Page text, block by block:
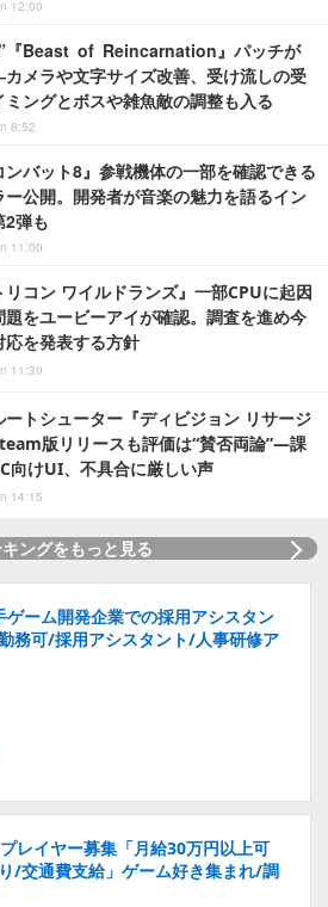
12:00
”『Beast of Reincarnation』パッチが
メラや文字サイズ改善、受け流しの受
ミングとボスや雑魚敵の調整も入る
8:52
ンバット8』参戦機体の一部を確認できる
ー公開。開発者が音楽の魅力を語るイン
2弾も
11:00
リコン ワイルドランズ』一部CPUに起因
題をユービーアイが確認。調査を進め今
応を発表する方針
11:30
ートシューター『ディビジョン リサージ
版リリースも評価は“賛否両論”―課
向けUI、不具合に厳しい声
14:15
ングをもっと見る
ーム開発企業での採用アシスタン
務可/採用アシスタント/人事研修ア
レイヤー募集「月給30万円以上可
/交通費支給」ゲーム好き集まれ/調